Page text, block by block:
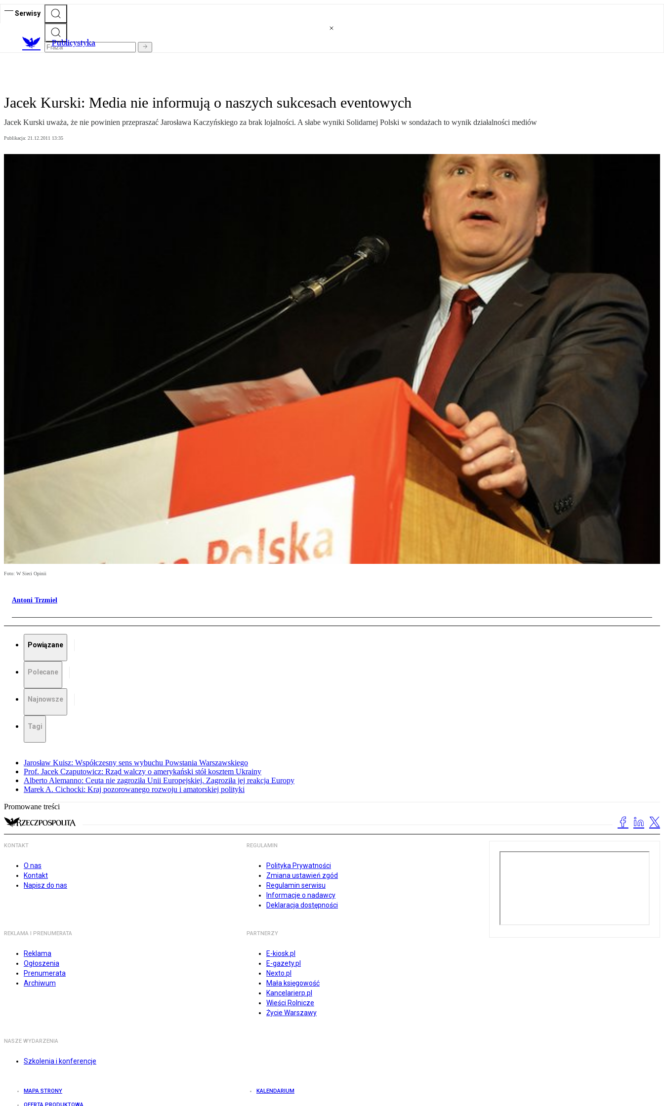
Serwisy
Publicystyka
Jacek Kurski: Media nie informują o naszych sukcesach eventowych
Jacek Kurski uważa, że nie powinien przepraszać Jarosława Kaczyńskiego za brak lojalności. A słabe wyniki Solidarnej Polski w sondażach to wynik działalności mediów
Publikacja: 21.12.2011 13:35
Foto: W Sieci Opinii
Antoni Trzmiel
Powiązane
Polecane
Najnowsze
Tagi
Jarosław Kuisz: Współczesny sens wybuchu Powstania Warszawskiego
Prof. Jacek Czaputowicz: Rząd walczy o amerykański stół kosztem Ukrainy
Alberto Alemanno: Ceuta nie zagroziła Unii Europejskiej. Zagroziła jej reakcja Europy
Marek A. Cichocki: Kraj pozorowanego rozwoju i amatorskiej polityki
Promowane treści
KONTAKT
O nas
Kontakt
Napisz do nas
REGULAMIN
Polityka Prywatności
Zmiana ustawień zgód
Regulamin serwisu
Informacje o nadawcy
Deklaracja dostępności
REKLAMA I PRENUMERATA
Reklama
Ogłoszenia
Prenumerata
Archiwum
PARTNERZY
E-kiosk.pl
E-gazety.pl
Nexto.pl
Mała księgowość
Kancelarierp.pl
Wieści Rolnicze
Życie Warszawy
NASZE WYDARZENIA
Szkolenia i konferencje
MAPA STRONY KALENDARIUM